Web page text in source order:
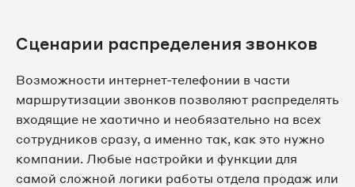
Сценарии распределения звонков
Возможности интернет-телефонии в части
маршрутизации звонков позволяют распределять
входящие не хаотично и необязательно на всех
сотрудников сразу, а именно так, как это нужно
компании. Любые настройки и функции для
самой сложной логики работы отдела продаж или